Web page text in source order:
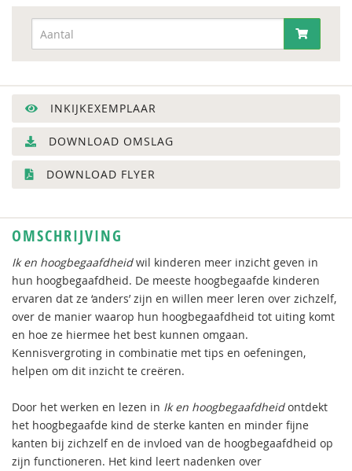
INKIJKEXEMPLAAR
DOWNLOAD OMSLAG
DOWNLOAD FLYER
OMSCHRIJVING
Ik en hoogbegaafdheidwil kinderen meer inzicht geven in
hun hoogbegaafdheid. De meeste hoogbegaafde kinderen
ervaren dat ze ‘anders’ zijn en willen meer leren over zichzelf,
over de manier waarop hun hoogbegaafdheid tot uiting komt
en hoe ze hiermee het best kunnen omgaan.
Kennisvergroting in combinatie met tips en oefeningen,
helpen om dit inzicht te creëren.
Door het werken en lezen in Ik en hoogbegaafdheidontdekt
het hoogbegaafde kind de sterke kanten en minder fijne
kanten bij zichzelf en de invloed van de hoogbegaafdheid op
zijn functioneren. Het kind leert nadenken over